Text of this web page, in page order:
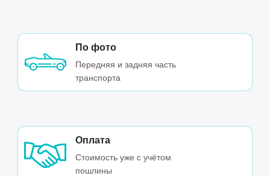
По фото
Передняя и задняя часть
транспорта
Оплата
Стоимость уже с учётом
пошлины